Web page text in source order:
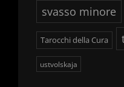
svasso minore
Tarocchi della Cura
ustvolskaja